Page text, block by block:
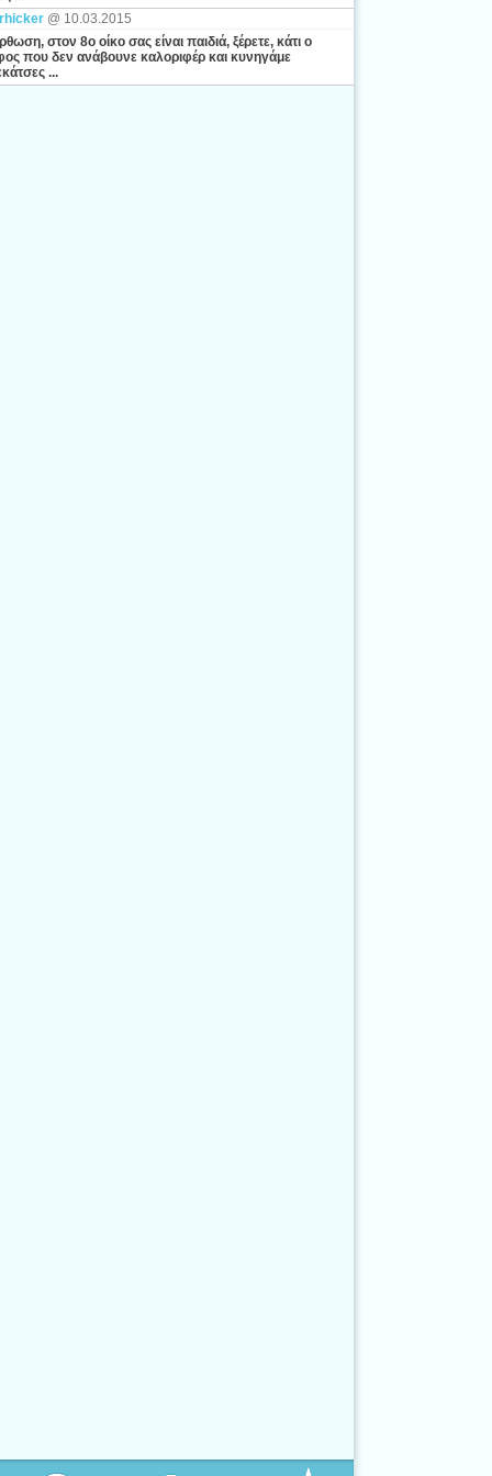
@ 10.03.2015
στον 8ο οίκο σας είναι παιδιά, ξέρετε, κάτι ο
που δεν ανάβουνε καλοριφέρ και κυνηγάμε
...